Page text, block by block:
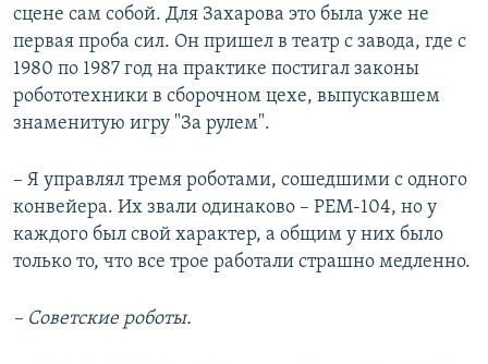
сцене сам собой. Для Захарова это была уже не
первая проба сил. Он пришел в театр с завода, где с
1980 по 1987 год на практике постигал законы
робототехники в сборочном цехе, выпускавшем
знаменитую игру "За рулем".
– Я управлял тремя роботами, сошедшими с одного
конвейера. Их звали одинаково – РЕМ-104, но у
каждого был свой характер, а общим у них было
только то, что все трое работали страшно медленно.
– Советские роботы.